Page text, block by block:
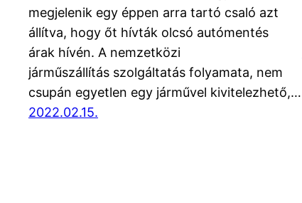
megjelenik egy éppen arra tartó csaló azt
állítva, hogy őt hívták olcsó autómentés
árak hívén. A nemzetközi
járműszállítás szolgáltatás folyamata, nem
csupán egyetlen egy járművel kivitelezhető,…
2022.02.15.